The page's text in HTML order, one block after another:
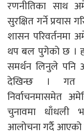
रणनीतिका साथ
सुरक्षित गर्ने
शासन परिवर्तनमा
थप बल पुगेको छ ।
समर्थन लिनुले
देखिन्छ । गत
निर्वाचनमासमेत
चुनावमा धाँधली
आलोचना गर्दै आएको